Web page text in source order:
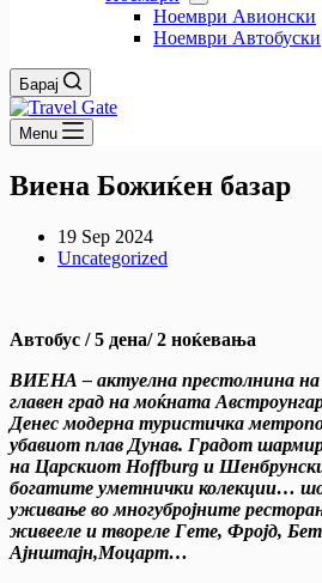
Ноември Авионски
Ноември Автобуски
Барај
Menu
Виена Божиќен базар
19 Sep 2024
Uncategorized
Автобус /5 дена/ 2 ноќевања
ВИЕНА – актуелна престолнина на
главен град на моќната
Денес модерна туристичка
убавиот плав Дунав. Градот
на Царскиот Hoffburg и
богатите уметнички колекции…
уживање во многубројните
живееле и твореле Гете, Фројд,
Ајнштајн,Моцарт…